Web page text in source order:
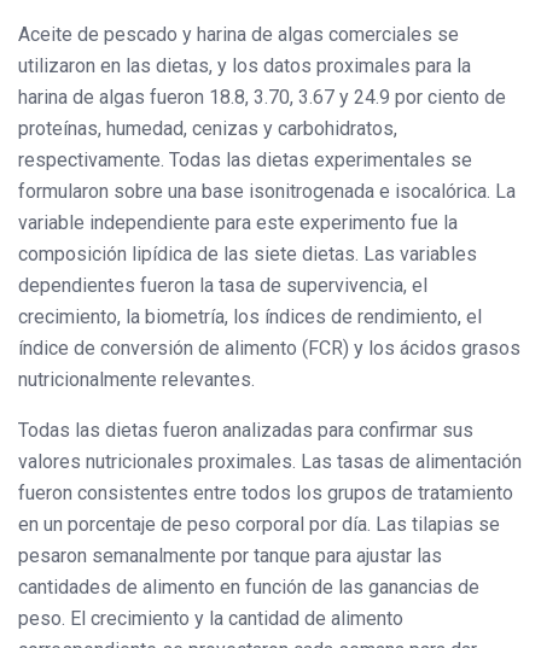
Aceite de pescado y harina de algas comerciales se
utilizaron en las dietas, y los datos proximales para la
harina de algas fueron 18.8, 3.70, 3.67 y 24.9 por ciento de
proteínas, humedad, cenizas y carbohidratos,
respectivamente. Todas las dietas experimentales se
formularon sobre una base isonitrogenada e isocalórica. La
variable independiente para este experimento fue la
composición lipídica de las siete dietas. Las variables
dependientes fueron la tasa de supervivencia, el
crecimiento, la biometría, los índices de rendimiento, el
índice de conversión de alimento (FCR) y los ácidos grasos
nutricionalmente relevantes.
Todas las dietas fueron analizadas para confirmar sus
valores nutricionales proximales. Las tasas de alimentación
fueron consistentes entre todos los grupos de tratamiento
en un porcentaje de peso corporal por día. Las tilapias se
pesaron semanalmente por tanque para ajustar las
cantidades de alimento en función de las ganancias de
peso. El crecimiento y la cantidad de alimento